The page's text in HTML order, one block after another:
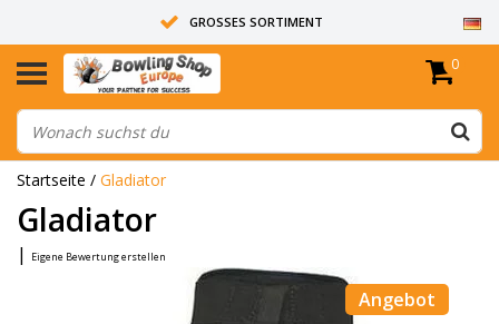
GROSSES SORTIMENT
14 TAGE RÜCKGABERECHT
ALLE BOWLINGKUGELN SIND UNGEBOHRT
0
Startseite / Gladiator
Gladiator
| Eigene Bewertung erstellen
Angebot